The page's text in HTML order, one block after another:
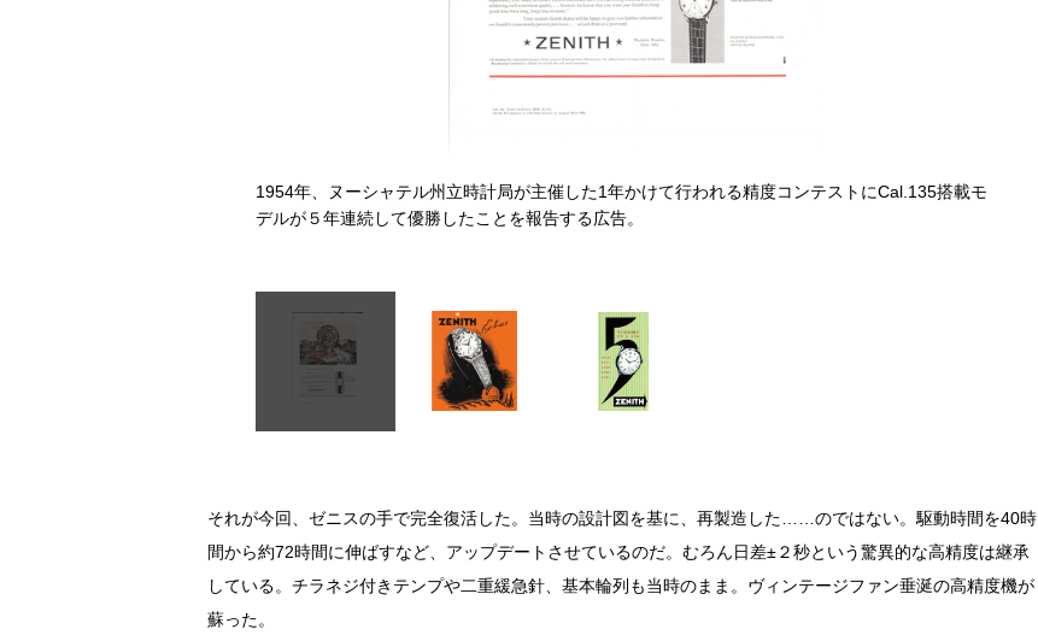
1954年、ヌーシャテル州立時計局が主催した1年かけて行われる精度コンテストにCal.135搭載モ
デルが５年連続して優勝したことを報告する広告。
それが今回、ゼニスの手で完全復活した。当時の設計図を基に、再製造した……のではない。駆動時間を40時
間から約72時間に伸ばすなど、アップデートさせているのだ。むろん日差±２秒という驚異的な高精度は継承
している。チラネジ付きテンプや二重緩急針、基本輪列も当時のまま。ヴィンテージファン垂涎の高精度機が
蘇った。